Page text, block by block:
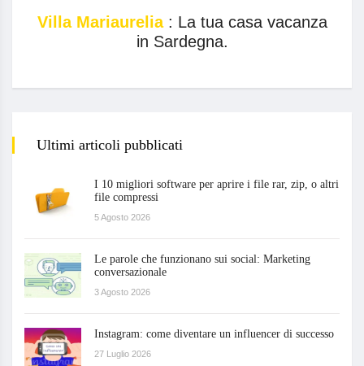
Villa Mariaurelia : La tua casa vacanza
in Sardegna.
Ultimi articoli pubblicati
I 10 migliori software per aprire i file rar, zip, o altri
file compressi
5 Agosto 2026
Le parole che funzionano sui social: Marketing
conversazionale
3 Agosto 2026
Instagram: come diventare un influencer di successo
27 Luglio 2026